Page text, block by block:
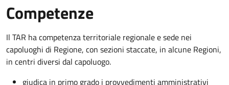
Competenze
Il TAR ha competenza territoriale regionale e sede nei
capoluoghi di Regione, con sezioni staccate, in alcune Regioni,
in centri diversi dal capoluogo.
giudica in primo grado i provvedimenti amministrativi